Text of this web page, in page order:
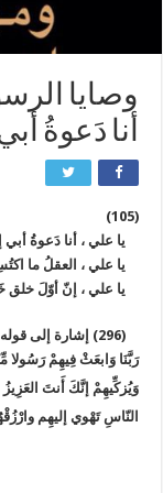
وصايا
أنا دَعوةُ
(105)
يا علي ، أنا دَعوةُ أبي
يا علي ، العقلُ ما
يا علي ، إنّ أوّلَ خلق
(296) إشارة إلى قوله عزّ إسمه حكاية عن سيّدنا إبراهيم سلام الله عليه ، (
رَبَّنَا وَابعَثْ فِيهِمْ رَسُولا
وَيُزكِّيهِمْ إنَّكَ أَنتَ
النّاسِ تَهْوي إليهِم